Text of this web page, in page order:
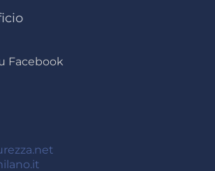
Facebook